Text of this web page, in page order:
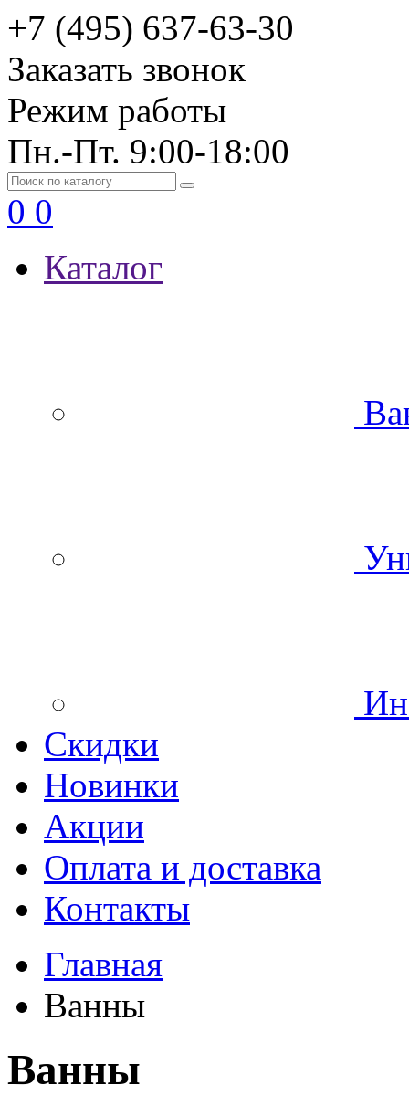
+7 (495) 637-63-30
Заказать звонок
Режим работы
Пн.-Пт. 9:00-18:00
0 0
Каталог
Скидки
Новинки
Акции
Оплата и доставка
Контакты
Главная
Ванны
Ванны